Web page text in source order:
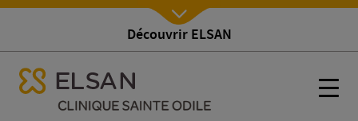
Découvrir ELSAN
Accueil
menu mobile
Nx:Afficher menu
menu mobile